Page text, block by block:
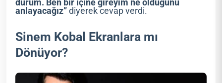
durum. Ben bir içine gireyim ne olduğunu
anlayacağız” diyerek cevap verdi.
Sinem Kobal Ekranlara mı
Dönüyor?